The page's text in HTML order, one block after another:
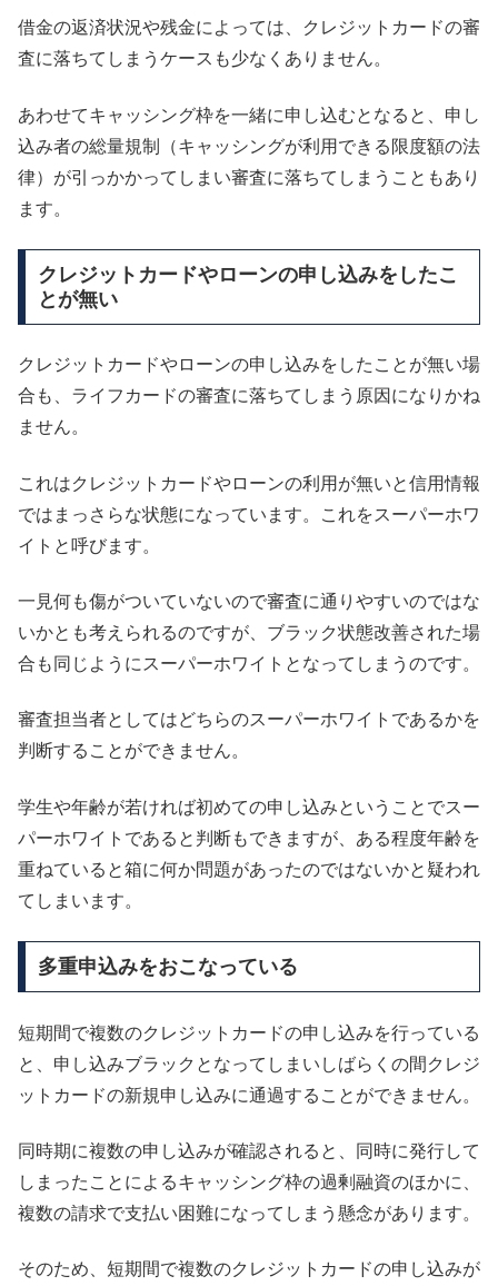
借金の返済状況や残金によっては、クレジットカードの審
査に落ちてしまうケースも少なくありません。
あわせてキャッシング枠を一緒に申し込むとなると、申し
込み者の総量規制（キャッシングが利用できる限度額の法
律）が引っかかってしまい審査に落ちてしまうこともあり
ます。
クレジットカードやローンの申し込みをしたこ
とが無い
クレジットカードやローンの申し込みをしたことが無い場
合も、ライフカードの審査に落ちてしまう原因になりかね
ません。
これはクレジットカードやローンの利用が無いと信用情報
ではまっさらな状態になっています。これをスーパーホワ
イトと呼びます。
一見何も傷がついていないので審査に通りやすいのではな
いかとも考えられるのですが、ブラック状態改善された場
合も同じようにスーパーホワイトとなってしまうのです。
審査担当者としてはどちらのスーパーホワイトであるかを
判断することができません。
学生や年齢が若ければ初めての申し込みということでスー
パーホワイトであると判断もできますが、ある程度年齢を
重ねていると箱に何か問題があったのではないかと疑われ
てしまいます。
多重申込みをおこなっている
短期間で複数のクレジットカードの申し込みを行っている
と、申し込みブラックとなってしまいしばらくの間クレジ
ットカードの新規申し込みに通過することができません。
同時期に複数の申し込みが確認されると、同時に発行して
しまったことによるキャッシング枠の過剰融資のほかに、
複数の請求で支払い困難になってしまう懸念があります。
そのため、短期間で複数のクレジットカードの申し込みが